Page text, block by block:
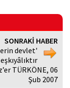
SONRAKİ HABER
devlet'
eşkıyâlıktır
TÜRKÖNE, 06
Şub 2007